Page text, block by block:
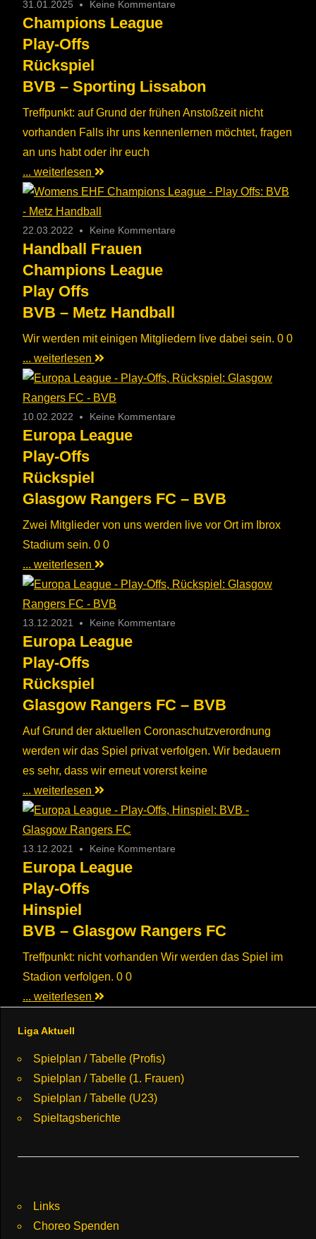
31.01.2025 Keine Kommentare
Champions League
Play-Offs
Rückspiel
BVB – Sporting Lissabon
Treffpunkt: auf Grund der frühen Anstoßzeit nicht
vorhanden Falls ihr uns kennenlernen möchtet, fragen
an uns habt oder ihr euch
... weiterlesen
22.03.2022 Keine Kommentare
Handball Frauen
Champions League
Play Offs
BVB – Metz Handball
Wir werden mit einigen Mitgliedern live dabei sein. 0 0
... weiterlesen
10.02.2022 Keine Kommentare
Europa League
Play-Offs
Rückspiel
Glasgow Rangers FC – BVB
Zwei Mitglieder von uns werden live vor Ort im Ibrox
Stadium sein. 0 0
... weiterlesen
13.12.2021 Keine Kommentare
Europa League
Play-Offs
Rückspiel
Glasgow Rangers FC – BVB
Auf Grund der aktuellen Coronaschutzverordnung
werden wir das Spiel privat verfolgen. Wir bedauern
es sehr, dass wir erneut vorerst keine
... weiterlesen
13.12.2021 Keine Kommentare
Europa League
Play-Offs
Hinspiel
BVB – Glasgow Rangers FC
Treffpunkt: nicht vorhanden Wir werden das Spiel im
Stadion verfolgen. 0 0
... weiterlesen
Liga Aktuell
Spielplan / Tabelle (Profis)
Spielplan / Tabelle (1. Frauen)
Spielplan / Tabelle (U23)
Spieltagsberichte
Links
Choreo Spenden